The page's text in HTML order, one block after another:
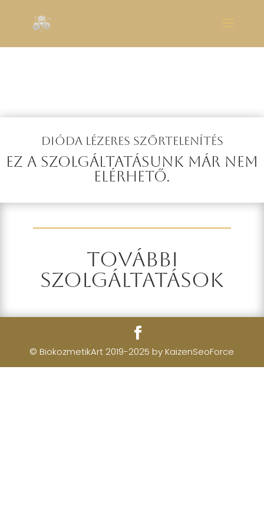
DIÓDA LÉZERES SZŐRTELENÍTÉS
Ez a szolgáltatásunk már nem
elérhető.
További
szolgáltatások
© BiokozmetikArt 2019-2025 by KaizenSeoForce